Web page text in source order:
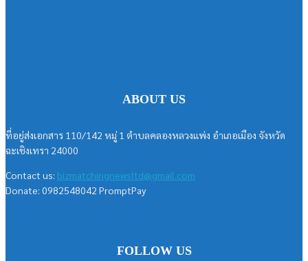
ABOUT US
ที่อยู่ส่งเอกสาร 110/142 หมู่ 1 ตำบลคลองหลวงแพ่ง อำเภอเมือง จังหวัด
ฉะเชิงเทรา 24000
Contact us: bizmatchingnewsltd@gmail.com
Donate: 0982548042 PromptPay
FOLLOW US